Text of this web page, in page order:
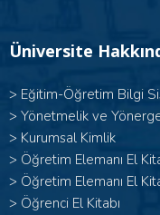
Üniversite
> Eğitim-Öğretim Bilgi
> Yönetmelik ve
> Kurumsal Kimlik
> Öğretim Elemanı El
> Öğretim Elemanı El
> Öğrenci El Kitabı